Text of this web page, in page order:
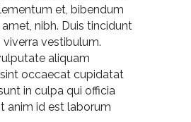
et, bibendum
nibh. Duis tincidunt
vestibulum.
aliquam
occaecat cupidatat
in culpa qui officia
anim id est laborum